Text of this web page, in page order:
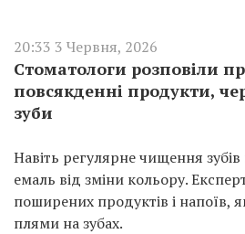
20:33 3 Червня, 2026
Стоматологи розповіли
повсякденні продукти,
зуби
Навіть регулярне чищення
емаль від зміни кольору.
поширених продуктів і напоїв,
плями на зубах.